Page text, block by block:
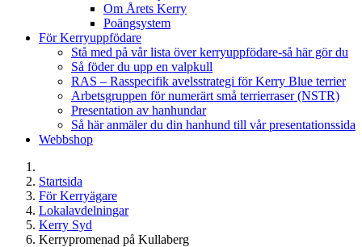
Om Årets Kerry
Poängsystem
För Kerryuppfödare
Stå med på vår lista över kerryuppfödare-så här gör du
Så föder du upp en valpkull
RAS – Rasspecifik avelsstrategi för Kerry Blue terrier
Arbetsgruppen för numerärt små terrierraser (NSTR)
Presentation av hanhundar
Så här anmäler du din hanhund till vår presentationssida
Webbshop
Startsida
För Kerryägare
Lokalavdelningar
Kerry Syd
Kerrypromenad på Kullaberg